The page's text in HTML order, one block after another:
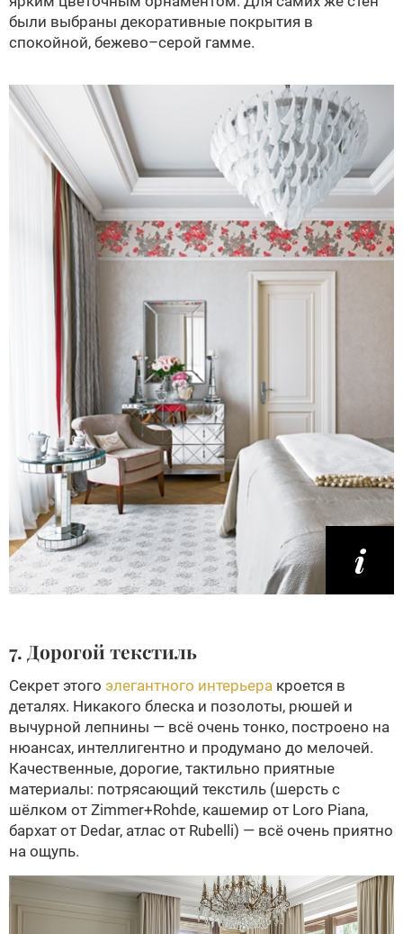
были выбраны декоративные покрытия в
спокойной, бежево–серой гамме.
7. Дорогой текстиль
Секрет этого элегантного интерьера кроется в
деталях. Никакого блеска и позолоты, рюшей и
вычурной лепнины — всё очень тонко, построено на
нюансах, интеллигентно и продумано до мелочей.
Качественные, дорогие, тактильно приятные
материалы: потрясающий текстиль (шерсть с
шёлком от Zimmer+Rohde, кашемир от Loro Piana,
бархат от Dedar, атлас от Rubelli) — всё очень приятно
на ощупь.